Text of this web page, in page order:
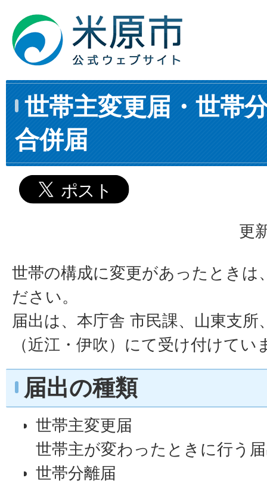
世帯主変更届・世帯
合併届
更
世帯の構成に変更があったときは
ださい。
届出は、本庁舎 市民課、山東支所
（近江・伊吹）にて受け付けてい
届出の種類
世帯主変更届
世帯主が変わったときに行う
世帯分離届